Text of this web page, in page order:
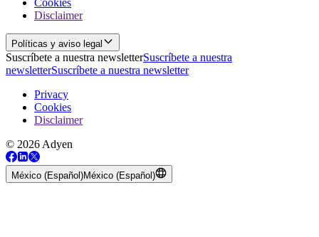
Disclaimer
Políticas y aviso legal
Suscríbete a nuestra newsletterSuscríbete a nuestra
newsletterSuscríbete a nuestra newsletter
Privacy
Cookies
Disclaimer
© 2026 Adyen
México (Español)México (Español)